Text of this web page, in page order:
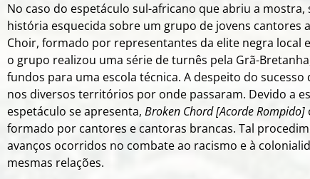
No caso do espetáculo sul-africano que abriu a
história esquecida sobre um grupo de jovens cantores
Choir, formado por representantes da elite negra local
o grupo realizou uma série de turnês pela Grã-
fundos para uma escola técnica. A despeito do
nos diversos territórios por onde passaram. Devido a
espetáculo se apresenta, Broken Chord [Acorde Rompido]
formado por cantores e cantoras brancas. Tal
avanços ocorridos no combate ao racismo e à
mesmas relações.